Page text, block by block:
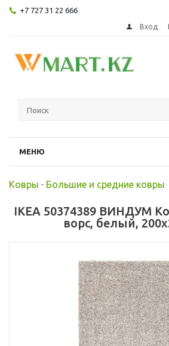
+7 727 31 22 666
Вход
МЕНЮ
Ковры - Большие и средние ковры
IKEA 50374389 ВИНДУМ
ворс, белый,